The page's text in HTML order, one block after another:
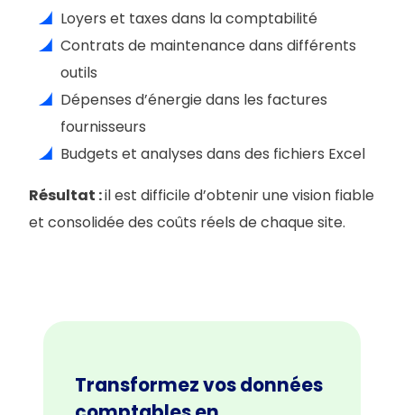
Loyers et taxes dans la comptabilité
Contrats de maintenance dans différents
outils
Dépenses d’énergie dans les factures
fournisseurs
Budgets et analyses dans des fichiers Excel
Résultat :il est difficile d’obtenir une vision fiable
et consolidée des coûts réels de chaque site.
Transformez vos données